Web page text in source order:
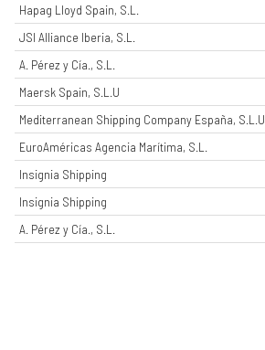
Hapag Lloyd Spain, S.L.
JSI Alliance Iberia, S.L.
A. Pérez y Cía., S.L.
Maersk Spain, S.L.U
Mediterranean Shipping Company España, S.L.U.
EuroAméricas Agencia Marítima, S.L.
Insignia Shipping
Insignia Shipping
A. Pérez y Cía., S.L.